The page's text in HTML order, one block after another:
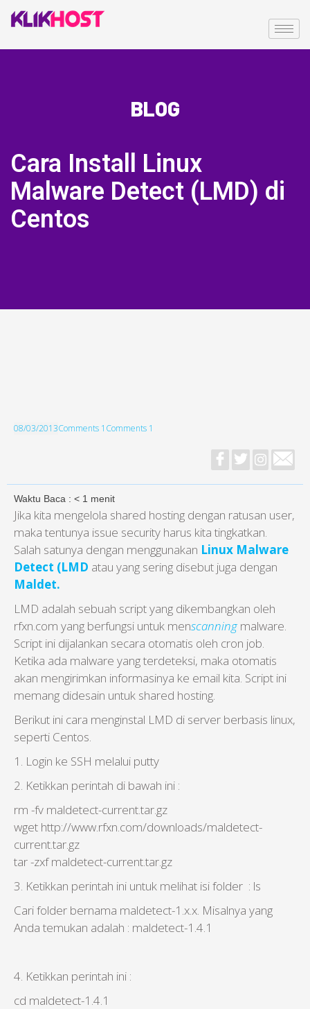
BLOG
Cara Install Linux
Malware Detect (LMD) di
Centos
08/03/2013Comments 1 Comments 1
Waktu Baca : < 1 menit
Jika kita mengelola shared hosting dengan ratusan user,
maka tentunya issue security harus kita tingkatkan.
Salah satunya dengan menggunakan Linux Malware
Detect (LMD atau yang sering disebut juga dengan
Maldet.
LMD adalah sebuah script yang dikembangkan oleh
rfxn.com yang berfungsi untuk menscanning malware.
Script ini dijalankan secara otomatis oleh cron job.
Ketika ada malware yang terdeteksi, maka otomatis
akan mengirimkan informasinya ke email kita. Script ini
memang didesain untuk shared hosting.
Berikut ini cara menginstal LMD di server berbasis linux,
seperti Centos.
1. Login ke SSH melalui putty
2. Ketikkan perintah di bawah ini :
rm -fv maldetect-current.tar.gz
wget http://www.rfxn.com/downloads/maldetect-
current.tar.gz
tar -zxf maldetect-current.tar.gz
3. Ketikkan perintah ini untuk melihat isi folder : ls
Cari folder bernama maldetect-1.x.x. Misalnya yang
Anda temukan adalah : maldetect-1.4.1
4. Ketikkan perintah ini :
cd maldetect-1.4.1